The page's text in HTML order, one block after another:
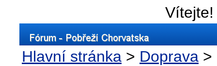
Vítejte!
Hlavní stránka > Doprava >